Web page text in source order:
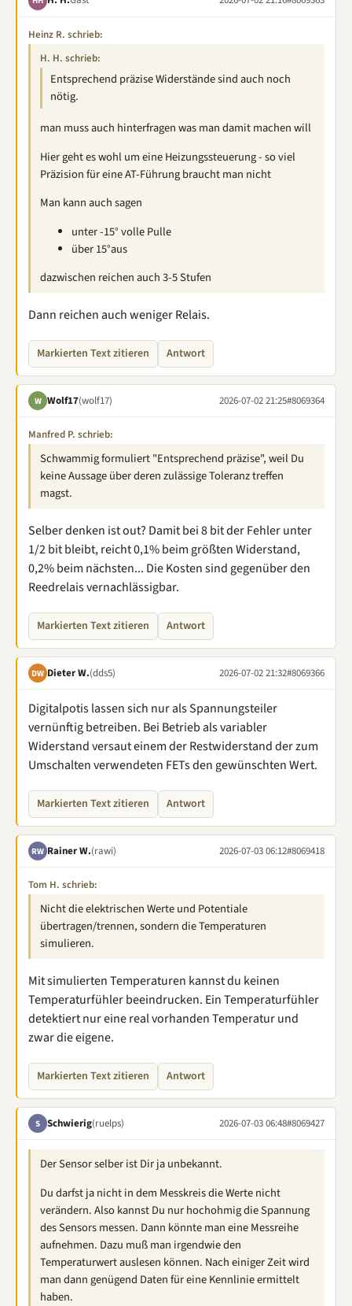
Heinz R. schrieb:
H. H. schrieb:
Entsprechend präzise Widerstände sind auch noch
nötig.
man muss auch hinterfragen was man damit machen will
Hier geht es wohl um eine Heizungssteuerung - so viel
Präzision für eine AT-Führung braucht man nicht
Man kann auch sagen
unter -15° volle Pulle
über 15°aus
dazwischen reichen auch 3-5 Stufen
Dann reichen auch weniger Relais.
Markierten Text zitieren Antwort
W Wolf17(wolf17) 2026-07-02 21:25#8069364
Manfred P. schrieb:
Schwammig formuliert "Entsprechend präzise", weil Du
keine Aussage über deren zulässige Toleranz treffen
magst.
Selber denken ist out? Damit bei 8 bit der Fehler unter
1/2 bit bleibt, reicht 0,1% beim größten Widerstand,
0,2% beim nächsten... Die Kosten sind gegenüber den
Reedrelais vernachlässigbar.
Markierten Text zitieren Antwort
DW Dieter W.(dds5) 2026-07-02 21:32#8069366
Digitalpotis lassen sich nur als Spannungsteiler
vernünftig betreiben. Bei Betrieb als variabler
Widerstand versaut einem der Restwiderstand der zum
Umschalten verwendeten FETs den gewünschten Wert.
Markierten Text zitieren Antwort
RW Rainer W.(rawi) 2026-07-03 06:12#8069418
Tom H. schrieb:
Nicht die elektrischen Werte und Potentiale
übertragen/trennen, sondern die Temperaturen
simulieren.
Mit simulierten Temperaturen kannst du keinen
Temperaturfühler beeindrucken. Ein Temperaturfühler
detektiert nur eine real vorhanden Temperatur und
zwar die eigene.
Markierten Text zitieren Antwort
S Schwierig(ruelps) 2026-07-03 06:48#8069427
Der Sensor selber ist Dir ja unbekannt.
Du darfst ja nicht in dem Messkreis die Werte nicht
verändern. Also kannst Du nur hochohmig die Spannung
des Sensors messen. Dann könnte man eine Messreihe
aufnehmen. Dazu muß man irgendwie den
Temperaturwert auslesen können. Nach einiger Zeit wird
man dann genügend Daten für eine Kennlinie ermittelt
haben.